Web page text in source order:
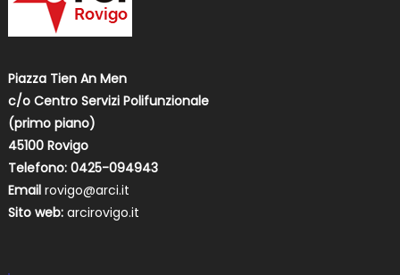
Piazza Tien An Men
c/o Centro Servizi Polifunzionale
(primo piano)
45100 Rovigo
Telefono: 0425-094943
Email rovigo@arci.it
Sito web: arcirovigo.it